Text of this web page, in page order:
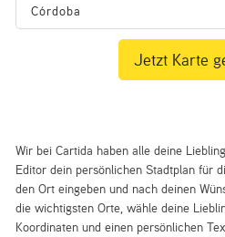
Wir bei Cartida haben alle deine
Editor dein persönlichen Stadtplan für
den Ort eingeben und nach deinen
die wichtigsten Orte, wähle deine
Koordinaten und einen persönlichen
Jetzt Karte